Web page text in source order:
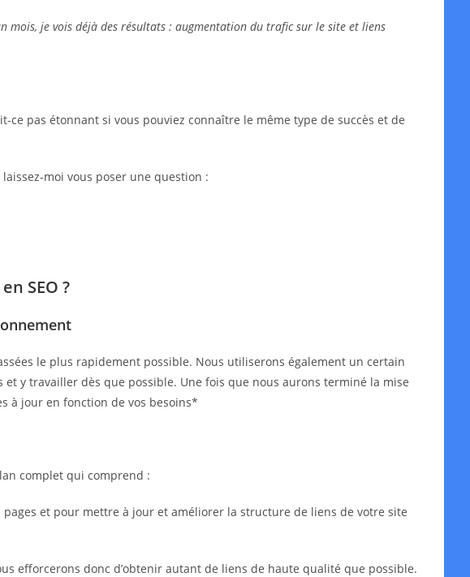
mois, je vois déjà des résultats : augmentation du trafic sur le site et liens
pas étonnant si vous pouviez connaître le même type de succès et de
moi vous poser une question :
SEO ?
le plus rapidement possible. Nous utiliserons également un certain
y travailler dès que possible. Une fois que nous aurons terminé la mise
à jour en fonction de vos besoins*
complet qui comprend :
et pour mettre à jour et améliorer la structure de liens de votre site
efforcerons donc d’obtenir autant de liens de haute qualité que possible.